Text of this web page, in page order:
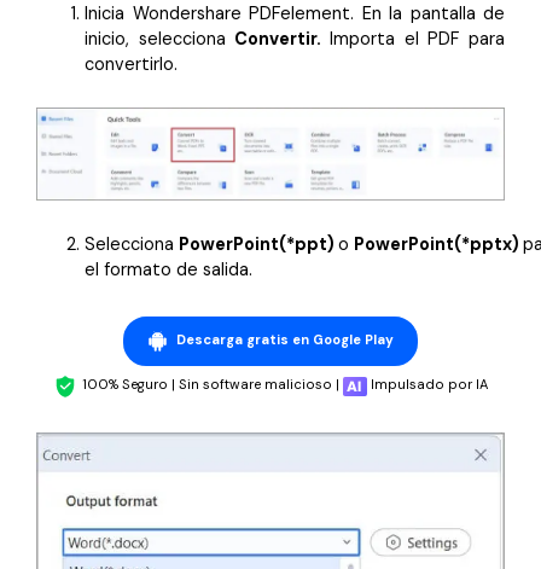
Inicia Wondershare PDFelement. En la pantalla de
inicio, selecciona Convertir. Importa el PDF para
convertirlo.
Selecciona PowerPoint(*ppt) o PowerPoint(*pptx)
el formato de salida.
Descarga gratis en Google Play
100% Seguro | Sin software malicioso | Impulsado por IA